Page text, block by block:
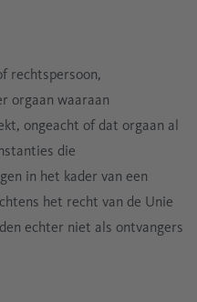
rechtspersoon,
orgaan waaraan
ongeacht of dat orgaan al
die
in het kader van een
het recht van de Unie
echter niet als ontvangers